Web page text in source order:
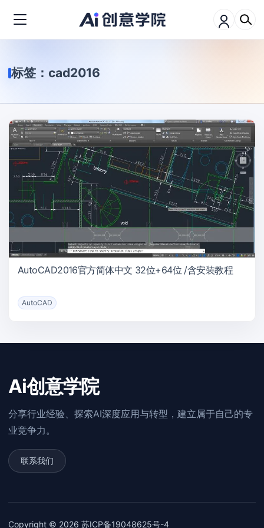
标签： cad2016
AutoCAD2016官方简体中文 32位+64位 /含安装教程
AutoCAD
Ai创意学院
分享行业经验、探索AI深度应用与转型，建立属于自己的专
业竞争力。
联系我们
Copyright © 2026 苏ICP备19048625号-4